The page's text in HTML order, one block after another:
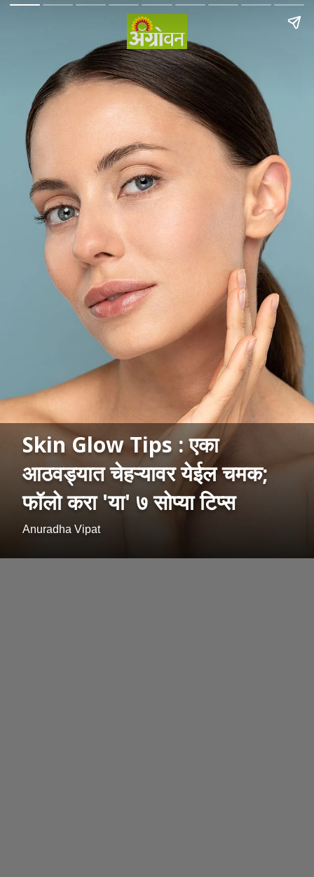
Skin Glow Tips : एका
आठवड्यात चेहऱ्यावर येईल चमक;
फॉलो करा 'या' ७ सोप्या टिप्स
Anuradha Vipat